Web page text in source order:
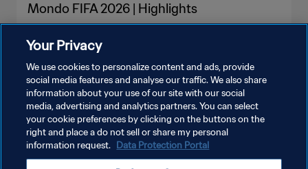
Mondo FIFA 2026 | Highlights
MOSTRA DI PIÙ
Your Privacy
We use cookies to personalize content and ads, provide
social media features and analyse our traffic. We also share
information about your use of our site with our social
media, advertising and analytics partners. You can select
your cookie preferences by clicking on the buttons on the
right and place a do not sell or share my personal
information request. Data Protection Portal